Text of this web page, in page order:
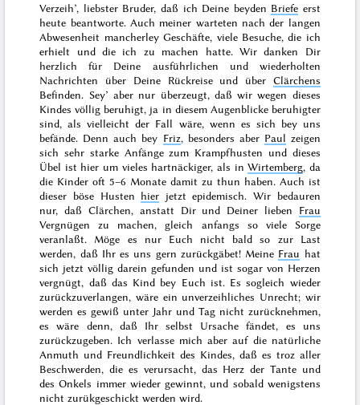
Verzeih’, liebster Bruder, daß ich Deine beyden Briefe erst
heute beantworte. Auch meiner warteten nach der langen
Abwesenheit mancherley Geschäfte, viele Besuche, die ich
erhielt und die ich zu machen hatte. Wir danken Dir
herzlich für Deine ausführlichen und wiederholten
Nachrichten über Deine Rückreise und über Clärchens
Befinden. Sey’ aber nur überzeugt, daß wir wegen dieses
Kindes völlig beruhigt, ja in diesem Augenblicke beruhigter
sind, als vielleicht der Fall wäre, wenn es sich bey uns
befände. Denn auch bey Friz, besonders aber Paul zeigen
sich sehr starke Anfänge zum Krampfhusten und dieses
Übel ist hier um vieles hartnäckiger, als inWirtemberg, da
die Kinder oft 5–6 Monate damit zu thun haben. Auch ist
dieser böse Husten hier jetzt epidemisch. Wir bedauren
nur, daß Clärchen, anstatt Dir und Deiner lieben Frau
Vergnügen zu machen, gleich anfangs so viele Sorge
veranlaßt. Möge es nur Euch nicht bald so zur Last
werden, daß Ihr es uns gern zurückgäbet! Meine Frau hat
sich jetzt völlig darein gefunden und ist sogar von Herzen
vergnügt, daß das Kind bey Euch ist. Es sogleich wieder
zurückzuverlangen, wäre ein unverzeihliches Unrecht; wir
werden es gewiß unter Jahr und Tag nicht zurücknehmen,
es wäre denn, daß Ihr selbst Ursache fändet, es uns
zurückzugeben. Ich verlasse mich aber auf die natürliche
Anmuth und Freundlichkeit des Kindes, daß es troz aller
Beschwerden, die es verursacht, das Herz der Tante und
des Onkels immer wieder gewinnt, und sobald wenigstens
nicht zurükgeschicktwerden wird.